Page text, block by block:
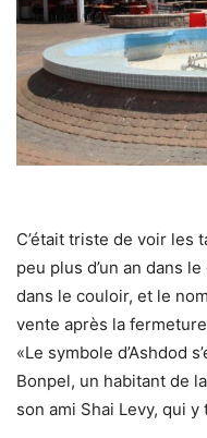
C’était triste de voir les
peu plus d’un an dans
dans le couloir, et le
vente après la
«Le symbole d’Ashdod
Bonpel, un habitant de
son ami Shai Levy, qui